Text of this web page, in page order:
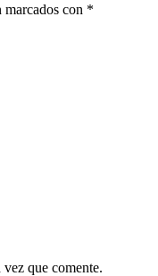
con *
que comente.